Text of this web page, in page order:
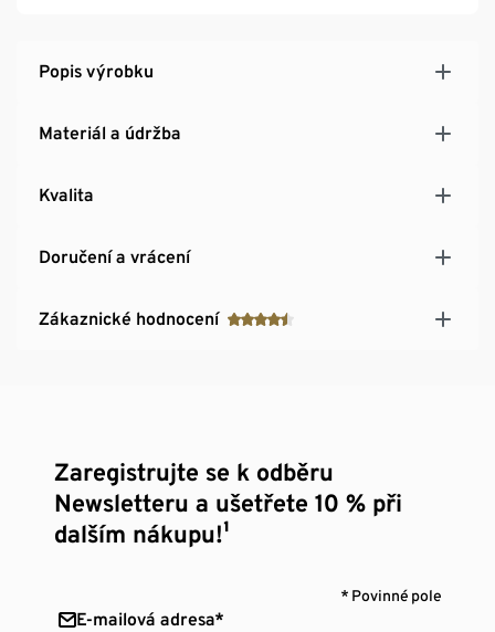
Popis výrobku
Materiál a údržba
Kvalita
Doručení a vrácení
Zákaznické hodnocení
Zaregistrujte se k odběru
Newsletteru a ušetřete 10 % při
dalším nákupu!¹
* Povinné pole
E-mailová adresa*